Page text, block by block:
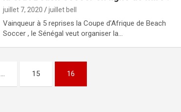
juillet 7, 2020 juillet bell
Vainqueur à 5 reprises la Coupe d’Afrique de Beach
Soccer , le Sénégal veut organiser la…
… 15 16